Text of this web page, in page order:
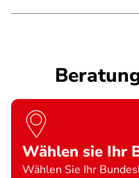
Wählen sie Ihr
Wählen Sie Ihr